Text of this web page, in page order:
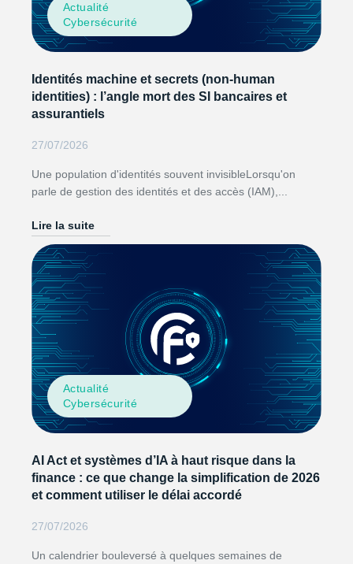
Actualité
Cybersécurité
Identités machine et secrets (non-human
identities) : l’angle mort des SI bancaires et
assurantiels
27/07/2026
Une population d'identités souvent invisibleLorsqu'on
parle de gestion des identités et des accès (IAM),...
Lire la suite
Actualité
Cybersécurité
AI Act et systèmes d’IA à haut risque dans la
finance : ce que change la simplification de 2026
et comment utiliser le délai accordé
27/07/2026
Un calendrier bouleversé à quelques semaines de